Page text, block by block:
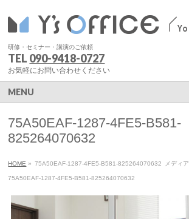
研修・セミナー・講演のご依頼
TEL 090-9418-0727
お気軽にお問い合わせください
MENU
75A50EAF-1287-4FE5-B581-
825264070632
HOME » 75A50EAF-1287-4FE5-B581-825264070632 メディア
75A50EAF-1287-4FE5-B581-825264070632